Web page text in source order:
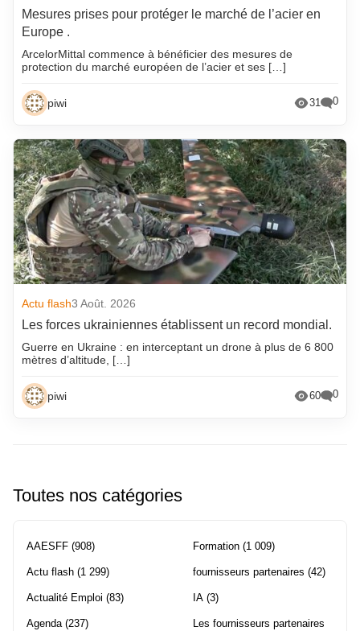
Mesures prises pour protéger le marché de l’acier en
Europe .
ArcelorMittal commence à bénéficier des mesures de
protection du marché européen de l’acier et ses […]
piwi 31 0
Actu flash3 Août. 2026
Les forces ukrainiennes établissent un record mondial.
Guerre en Ukraine : en interceptant un drone à plus de 6 800
mètres d’altitude, […]
piwi 60 0
Toutes nos catégories
AAESFF (908)
Actu flash (1 299)
Actualité Emploi (83)
Agenda(237)
Formation (1 009)
fournisseurs partenaires (42)
IA (3)
Les fournisseurs partenaires